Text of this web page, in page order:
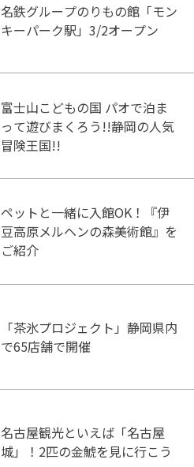
名鉄グループのりもの館「モン
キーパーク駅」3/2オープン
富士山こどもの国 パオで泊ま
って遊びまくろう!!静岡の人気
冒険王国!!
ペットと一緒に入館OK！『伊
豆高原メルヘンの森美術館』を
ご紹介
「茶氷プロジェクト」静岡県内
で65店舗で開催
名古屋観光といえば「名古屋
城」！2匹の金鯱を見に行こう